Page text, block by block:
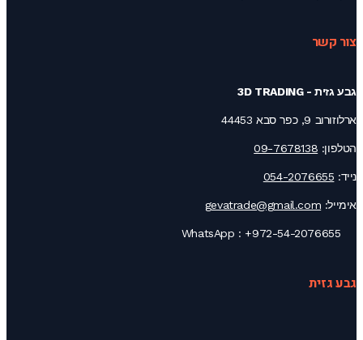
צור קשר
גבע גזית - 3D TRADING
ארלוזורוב 9, כפר סבא 44453
הטלפון: 09-7678138
נייד: 054-2076655
אימייל: gevatrade@gmail.com
+972-54-2076655
גבע גזית